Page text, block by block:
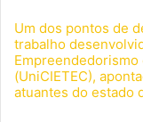
Um dos pontos de
trabalho
Empreendedorismo
(UniCIETEC),
atuantes do estado